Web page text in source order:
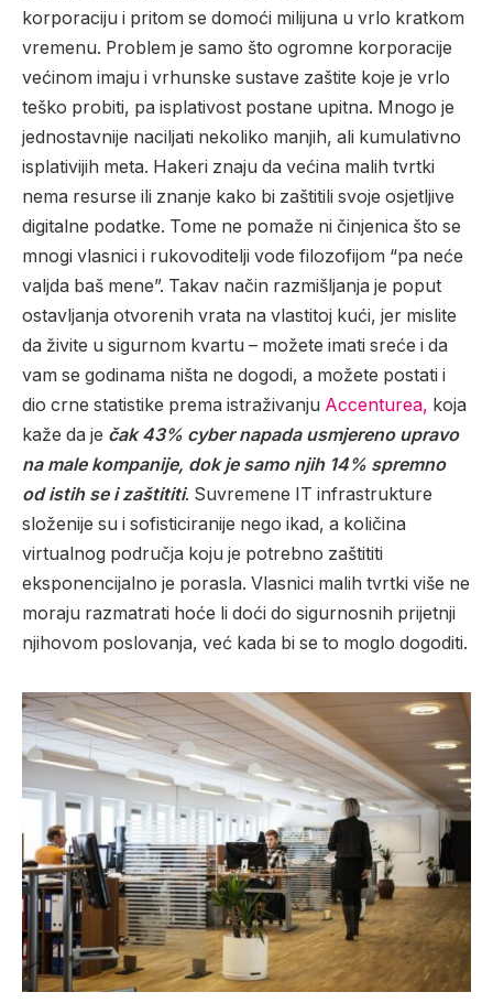
korporaciju i pritom se domoći milijuna u vrlo kratkom
vremenu. Problem je samo što ogromne korporacije
većinom imaju i vrhunske sustave zaštite koje je vrlo
teško probiti, pa isplativost postane upitna. Mnogo je
jednostavnije naciljati nekoliko manjih, ali kumulativno
isplativijih meta. Hakeri znaju da većina malih tvrtki
nema resurse ili znanje kako bi zaštitili svoje osjetljive
digitalne podatke. Tome ne pomaže ni činjenica što se
mnogi vlasnici i rukovoditelji vode filozofijom “pa neće
valjda baš mene”. Takav način razmišljanja je poput
ostavljanja otvorenih vrata na vlastitoj kući, jer mislite
da živite u sigurnom kvartu – možete imati sreće i da
vam se godinama ništa ne dogodi, a možete postati i
dio crne statistike prema istraživanju Accenturea, koja
kaže da je čak 43% cyber napada usmjereno upravo
na male kompanije, dok je samo njih 14% spremno
od istih se i zaštititi. Suvremene IT infrastrukture
složenije su i sofisticiranije nego ikad, a količina
virtualnog područja koju je potrebno zaštititi
eksponencijalno je porasla. Vlasnici malih tvrtki više ne
moraju razmatrati hoće li doći do sigurnosnih prijetnji
njihovom poslovanja, već kada bi se to moglo dogoditi.